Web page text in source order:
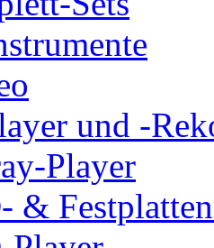
und -
Player
&